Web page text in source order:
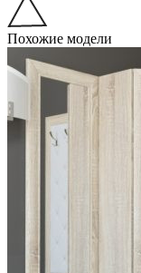
Похожие модели